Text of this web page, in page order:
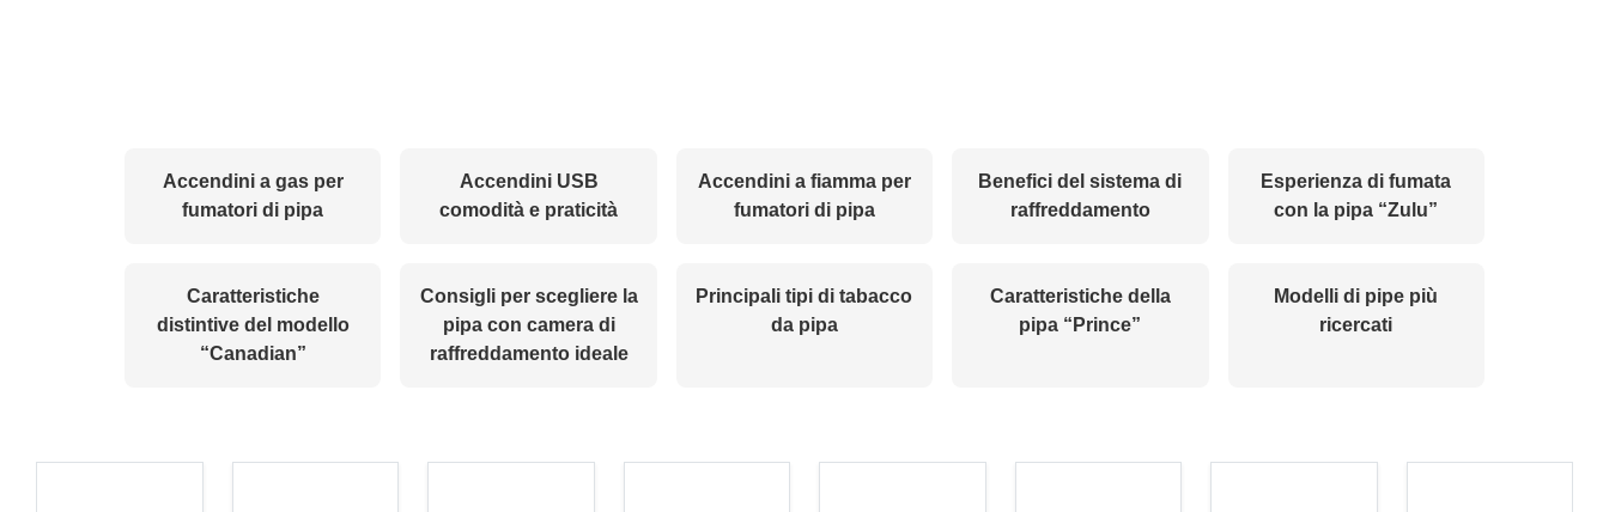
Accendini a gas per
fumatori di pipa
Accendini USB
comodità e praticità
Accendini a fiamma per
fumatori di pipa
Benefici del sistema di
raffreddamento
Esperienza di fumata
con la pipa “Zulu”
Caratteristiche
distintive del modello
“Canadian”
Consigli per scegliere la
pipa con camera di
raffreddamento ideale
Principali tipi di tabacco
da pipa
Caratteristiche della
pipa “Prince”
Modelli di pipe più
ricercati